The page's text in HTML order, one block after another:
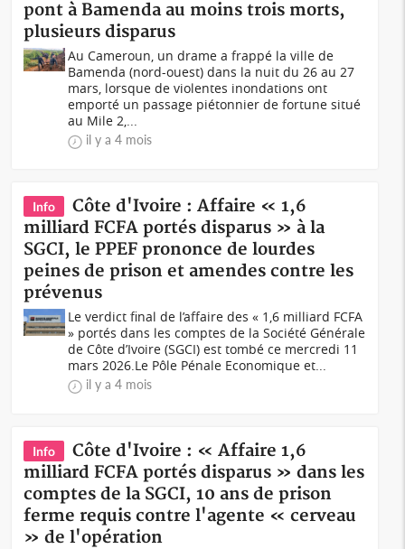
pont à Bamenda au moins trois morts,
plusieurs disparus
Au Cameroun, un drame a frappé la ville de
Bamenda (nord-ouest) dans la nuit du 26 au 27
mars, lorsque de violentes inondations ont
emporté un passage piétonnier de fortune situé
au Mile 2,...
il y a 4 mois
Info
Côte d'Ivoire : Affaire « 1,6
milliard FCFA portés disparus » à la
SGCI, le PPEF prononce de lourdes
peines de prison et amendes contre les
prévenus
Le verdict final de l’affaire des « 1,6 milliard FCFA
» portés dans les comptes de la Société Générale
de Côte d’Ivoire (SGCI) est tombé ce mercredi 11
mars 2026.Le Pôle Pénale Economique et...
il y a 4 mois
Info
Côte d'Ivoire : « Affaire 1,6
milliard FCFA portés disparus » dans les
comptes de la SGCI, 10 ans de prison
ferme requis contre l'agente « cerveau
» de l'opération